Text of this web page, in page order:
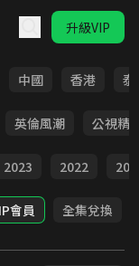
升級VIP
中國 香港 泰
英倫風潮 公視精
2023 2022
會員 全集兌換